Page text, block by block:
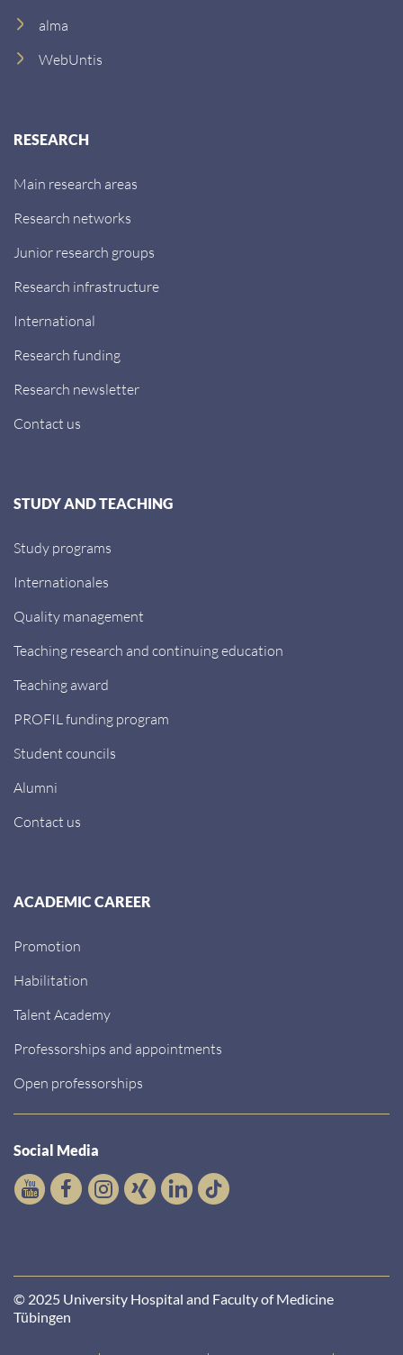
alma
WebUntis
RESEARCH
Main research areas
Research networks
Junior research groups
Research infrastructure
International
Research funding
Research newsletter
Contact us
STUDY AND TEACHING
Study programs
Internationales
Quality management
Teaching research and continuing education
Teaching award
PROFIL funding program
Student councils
Alumni
Contact us
ACADEMIC CAREER
Promotion
Habilitation
Talent Academy
Professorships and appointments
Open professorships
Social Media
© 2025 University Hospital and Faculty of Medicine
Tübingen